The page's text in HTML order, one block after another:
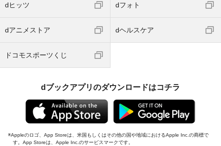
dヒッツ dフォト
dアニメストア dヘルスケア
ドコモスポーツくじ
dブックアプリのダウンロードはコチラ
Appleのロゴ、App Storeは、米国もしくはその他の国や地域におけるApple Inc.の商標で
す。App Storeは、Apple Inc.のサービスマークです。